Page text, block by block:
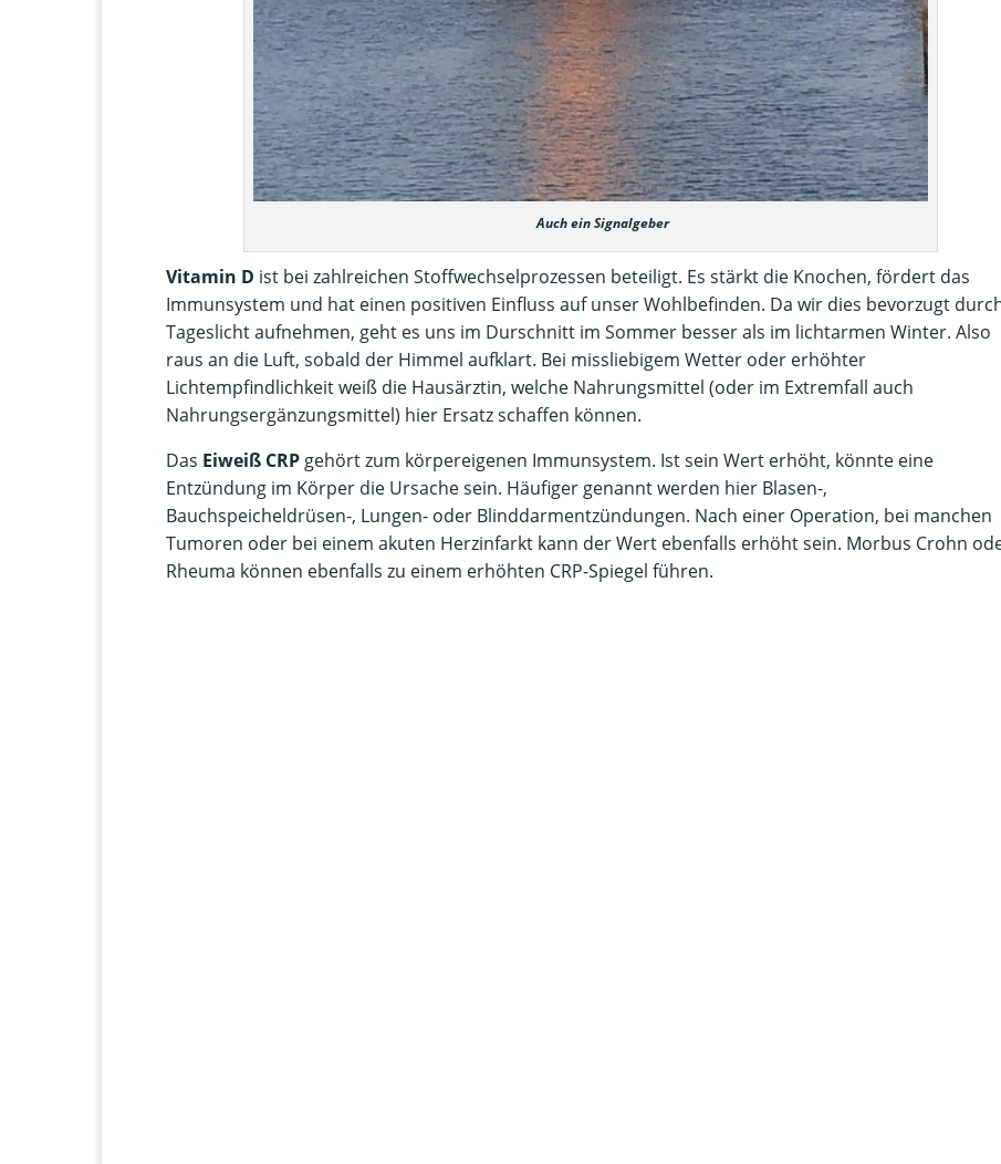
Auch ein Signalgeber
Vitamin D ist bei zahlreichen Stoffwechselprozessen beteiligt. Es stärkt die Knochen, fördert das
Immunsystem und hat einen positiven Einfluss auf unser Wohlbefinden. Da wir dies bevorzugt
Tageslicht aufnehmen, geht es uns im Durschnitt im Sommer besser als im lichtarmen Winter. Also
raus an die Luft, sobald der Himmel aufklart. Bei missliebigem Wetter oder erhöhter
Lichtempfindlichkeit weiß die Hausärztin, welche Nahrungsmittel (oder im Extremfall auch
Nahrungsergänzungsmittel) hier Ersatz schaffen können.
Das Eiweiß CRP gehört zum körpereigenen Immunsystem. Ist sein Wert erhöht, könnte eine
Entzündung im Körper die Ursache sein. Häufiger genannt werden hier Blasen-,
Bauchspeicheldrüsen-, Lungen- oder Blinddarmentzündungen. Nach einer Operation, bei manchen
Tumoren oder bei einem akuten Herzinfarkt kann der Wert ebenfalls erhöht sein. Morbus Crohn
Rheuma können ebenfalls zu einem erhöhten CRP-Spiegel führen.